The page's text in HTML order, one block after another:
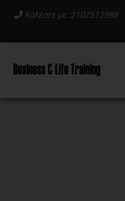
Καλέστε με: 2102512988